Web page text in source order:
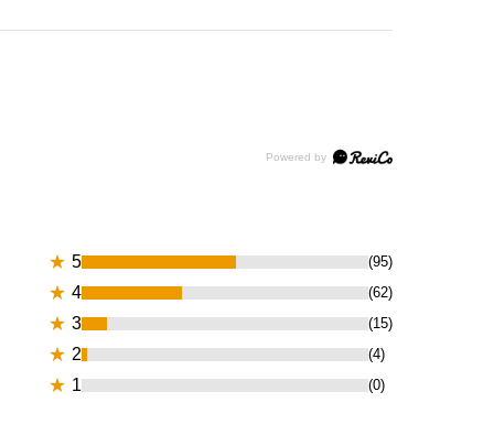
★ 5 (95)
★ 4 (62)
★ 3 (15)
★ 2 (4)
★ 1 (0)